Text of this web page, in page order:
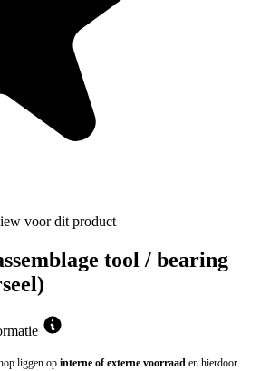
voor dit product
tool / bearing
liggen op interne of externe voorraad en hierdoor